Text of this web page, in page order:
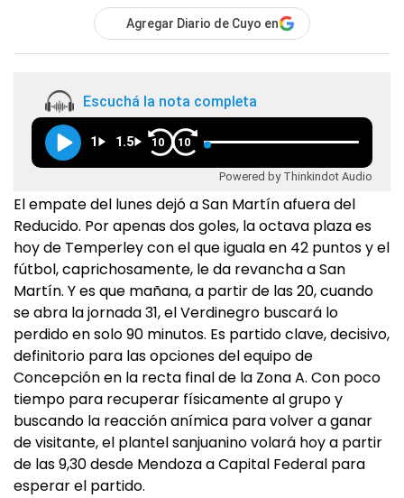
Agregar Diario de Cuyo en
Escuchá la nota completa
1 1.5 10 10
Powered by Thinkindot Audio
El empate del lunes dejó a San Martín afuera del
Reducido. Por apenas dos goles, la octava plaza es
hoy de Temperley con el que iguala en 42 puntos y el
fútbol, caprichosamente, le da revancha a San
Martín. Y es que mañana, a partir de las 20, cuando
se abra la jornada 31, el Verdinegro buscará lo
perdido en solo 90 minutos. Es partido clave, decisivo,
definitorio para las opciones del equipo de
Concepción en la recta final de la Zona A. Con poco
tiempo para recuperar físicamente al grupo y
buscando la reacción anímica para volver a ganar
de visitante, el plantel sanjuanino volará hoy a partir
de las 9,30 desde Mendoza a Capital Federal para
esperar el partido.